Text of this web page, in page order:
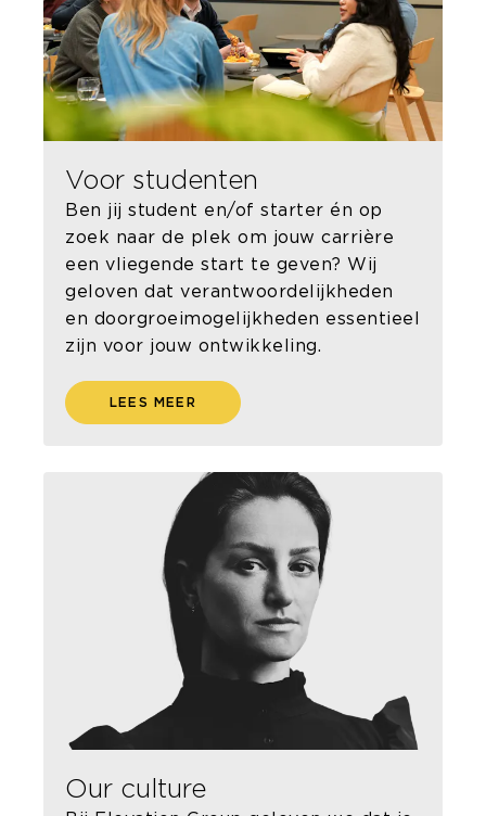
Voor studenten
Ben jij student en/of starter én op
zoek naar de plek om jouw carrière
een vliegende start te geven? Wij
geloven dat verantwoordelijkheden
en doorgroeimogelijkheden essentieel
zijn voor jouw ontwikkeling.
LEES MEER
Our culture